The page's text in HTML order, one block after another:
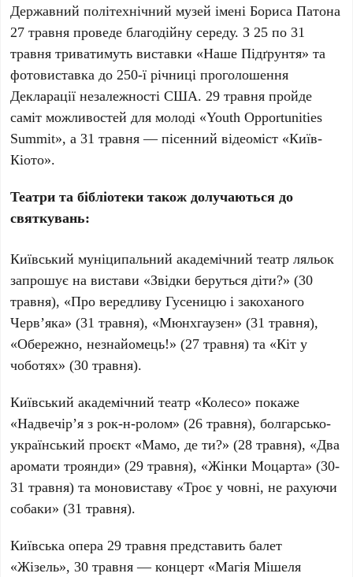
Державний політехнічний музей імені Бориса Патона
27 травня проведе благодійну середу. З 25 по 31
травня триватимуть виставки «Наше Підґрунтя» та
фотовиставка до 250-ї річниці проголошення
Декларації незалежності США. 29 травня пройде
саміт можливостей для молоді «Youth Opportunities
Summit», а 31 травня — пісенний відеоміст «Київ-
Кіото».
Театри та бібліотеки також долучаються до
святкувань:
Київський муніципальний академічний театр ляльок
запрошує на вистави «Звідки беруться діти?» (30
травня), «Про вередливу Гусеницю і закоханого
Черв’яка» (31 травня), «Мюнхгаузен» (31 травня),
«Обережно, незнайомець!» (27 травня) та «Кіт у
чоботях» (30 травня).
Київський академічний театр «Колесо» покаже
«Надвечір’я з рок-н-ролом» (26 травня), болгарсько-
український проєкт «Мамо, де ти?» (28 травня), «Два
аромати троянди» (29 травня), «Жінки Моцарта» (30-
31 травня) та моновиставу «Троє у човні, не рахуючи
собаки» (31 травня).
Київська опера 29 травня представить балет
«Жізель», 30 травня — концерт «Магія Мішеля